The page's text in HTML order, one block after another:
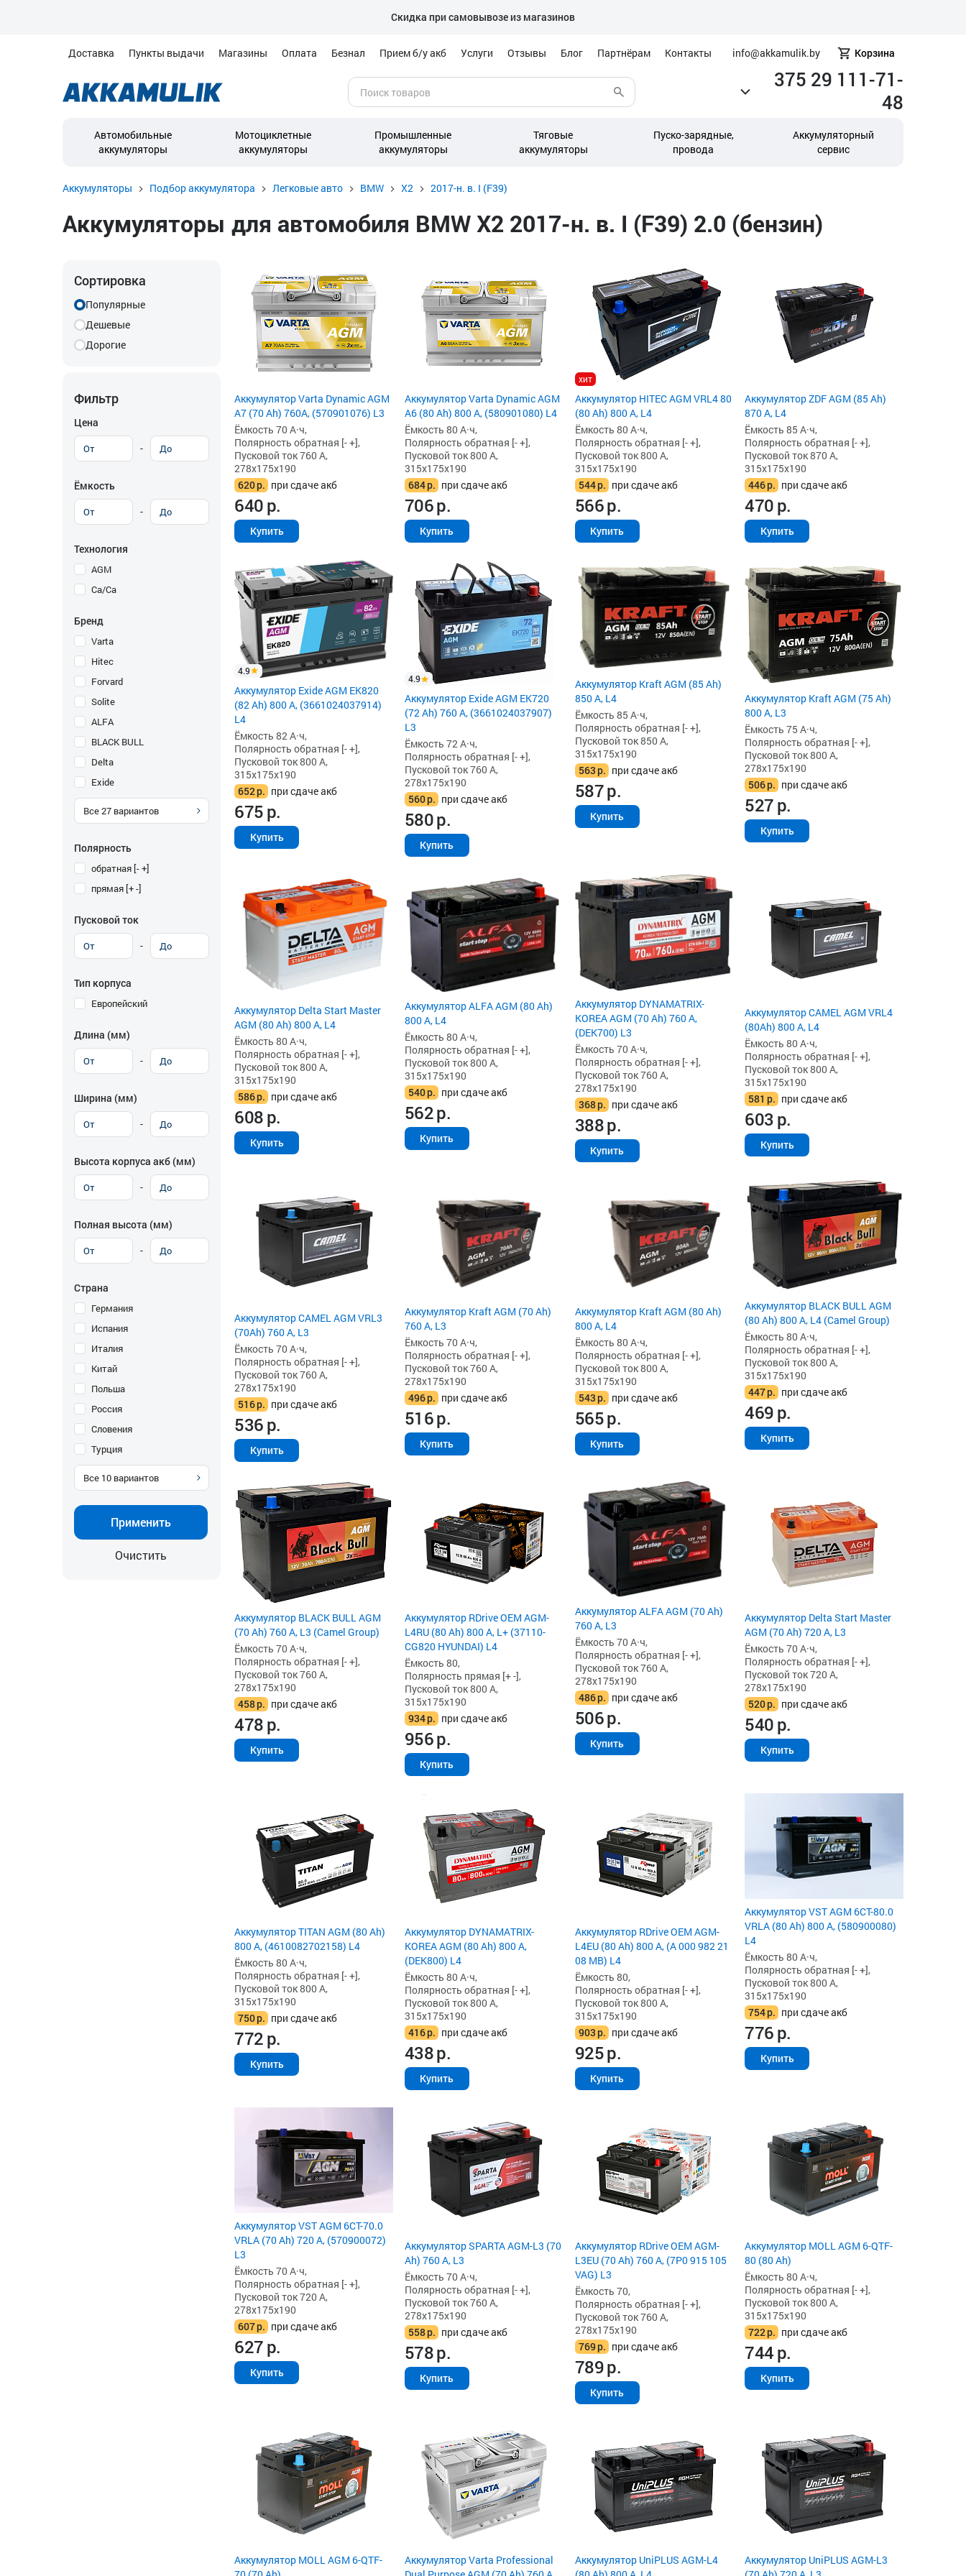
Скидка при самовывозе из магазинов
Доставка Пункты выдачи Магазины Оплата Безнал Прием б/у акб Услуги Отзывы Блог Партнёрам Контакты info@akkamulik.by Корзина
375 29 111-71-
48
Автомобильные
аккумуляторы
Мотоциклетные
аккумуляторы
Промышленные
аккумуляторы
Тяговые
аккумуляторы
Пуско-зарядные,
провода
Аккумуляторный
сервис
Аккумуляторы Подбор аккумулятора Легковые авто BMW X2 2017-н. в. I (F39)
Аккумуляторы для автомобиля BMW X2 2017-н. в. I (F39) 2.0 (бензин)
Сортировка
Популярные
Дешевые
Дорогие
Фильтр
Цена
-
Ёмкость
-
Технология
AGM
Ca/Ca
Бренд
Varta
Hitec
Forvard
Solite
ALFA
BLACK BULL
Delta
Exide
Все27 вариантов
Полярность
обратная [- +]
прямая [+ -]
Пусковой ток
-
Тип корпуса
Европейский
Длина (мм)
-
Ширина (мм)
-
Высота корпуса акб (мм)
-
Полная высота (мм)
-
Страна
Германия
Испания
Италия
Китай
Польша
Россия
Словения
Турция
Все 10 вариантов
Применить
Очистить
Аккумулятор Varta Dynamic AGM
A7 (70 Ah) 760A, (570901076) L3
Ёмкость 70 А·ч,
Полярность обратная [- +],
Пусковой ток 760 А,
278x175x190
620р. при сдаче акб
640р.
Купить
Аккумулятор Varta Dynamic AGM
A6 (80 Ah) 800 А, (580901080) L4
Ёмкость 80 А·ч,
Полярность обратная [- +],
Пусковой ток 800 А,
315x175x190
684р. при сдаче акб
706р.
Купить
хит
Аккумулятор HITEC AGM VRL4 80
(80 Ah) 800 А, L4
Ёмкость 80 А·ч,
Полярность обратная [- +],
Пусковой ток 800 А,
315x175x190
544р. при сдаче акб
566р.
Купить
Аккумулятор ZDF AGM (85 Ah)
870 А, L4
Ёмкость 85 А·ч,
Полярность обратная [- +],
Пусковой ток 870 А,
315x175x190
446р. при сдаче акб
470р.
Купить
4.9
Аккумулятор Exide AGM EK820
(82 Ah) 800 А, (3661024037914)
L4
Ёмкость 82 А·ч,
Полярность обратная [- +],
Пусковой ток 800 А,
315x175x190
652р. при сдаче акб
675р.
Купить
4.9
Аккумулятор Exide AGM EK720
(72 Ah) 760 А, (3661024037907)
L3
Ёмкость 72 А·ч,
Полярность обратная [- +],
Пусковой ток 760 А,
278x175x190
560р. при сдаче акб
580р.
Купить
Аккумулятор Kraft AGM (85 Ah)
850 А, L4
Ёмкость 85 А·ч,
Полярность обратная [- +],
Пусковой ток 850 А,
315x175x190
563р. при сдаче акб
587р.
Купить
Аккумулятор Kraft AGM (75 Ah)
800 А, L3
Ёмкость 75 А·ч,
Полярность обратная [- +],
Пусковой ток 800 А,
278x175x190
506р. при сдаче акб
527р.
Купить
Аккумулятор Delta Start Master
AGM (80 Ah) 800 А, L4
Ёмкость 80 А·ч,
Полярность обратная [- +],
Пусковой ток 800 А,
315x175x190
586р. при сдаче акб
608р.
Купить
Аккумулятор ALFA AGM (80 Ah)
800 А, L4
Ёмкость 80 А·ч,
Полярность обратная [- +],
Пусковой ток 800 А,
315x175x190
540р. при сдаче акб
562р.
Купить
Аккумулятор DYNAMATRIX-
KOREA AGM (70 Ah) 760 А,
(DEK700) L3
Ёмкость 70 А·ч,
Полярность обратная [- +],
Пусковой ток 760 А,
278x175x190
368р. при сдаче акб
388р.
Купить
Аккумулятор CAMEL AGM VRL4
(80Ah) 800 А, L4
Ёмкость 80 А·ч,
Полярность обратная [- +],
Пусковой ток 800 А,
315x175x190
581 р. при сдаче акб
603р.
Купить
Аккумулятор CAMEL AGM VRL3
(70Ah) 760 А, L3
Ёмкость 70 А·ч,
Полярность обратная [- +],
Пусковой ток 760 А,
278x175x190
516р. при сдаче акб
536р.
Купить
Аккумулятор Kraft AGM (70 Ah)
760 А, L3
Ёмкость 70 А·ч,
Полярность обратная [- +],
Пусковой ток 760 А,
278x175x190
496р. при сдаче акб
516р.
Купить
Аккумулятор Kraft AGM (80 Ah)
800 А, L4
Ёмкость 80 А·ч,
Полярность обратная [- +],
Пусковой ток 800 А,
315x175x190
543р. при сдаче акб
565р.
Купить
Аккумулятор BLACK BULL AGM
(80 Ah) 800 А, L4 (Camel Group)
Ёмкость 80 А·ч,
Полярность обратная [- +],
Пусковой ток 800 А,
315x175x190
447р. при сдаче акб
469р.
Купить
Аккумулятор BLACK BULL AGM
(70 Ah) 760 А, L3 (Camel Group)
Ёмкость 70 А·ч,
Полярность обратная [- +],
Пусковой ток 760 А,
278x175x190
458р. при сдаче акб
478р.
Купить
Аккумулятор RDrive OEM AGM-
L4RU (80 Ah) 800 А, L+ (37110-
CG820 HYUNDAI) L4
Ёмкость 80,
Полярность прямая [+ -],
Пусковой ток 800 А,
315x175x190
934р. при сдаче акб
956р.
Купить
Аккумулятор ALFA AGM (70 Ah)
760 А, L3
Ёмкость 70 А·ч,
Полярность обратная [- +],
Пусковой ток 760 А,
278x175x190
486р. при сдаче акб
506р.
Купить
Аккумулятор Delta Start Master
AGM (70 Ah) 720 А, L3
Ёмкость 70 А·ч,
Полярность обратная [- +],
Пусковой ток 720 А,
278x175x190
520р. при сдаче акб
540р.
Купить
Аккумулятор TITAN AGM (80 Ah)
800 А, (4610082702158) L4
Ёмкость 80 А·ч,
Полярность обратная [- +],
Пусковой ток 800 А,
315x175x190
750р. при сдаче акб
772р.
Купить
Аккумулятор DYNAMATRIX-
KOREA AGM (80 Ah) 800 А,
(DEK800) L4
Ёмкость 80 А·ч,
Полярность обратная [- +],
Пусковой ток 800 А,
315x175x190
416р. при сдаче акб
438р.
Купить
Аккумулятор RDrive OEM AGM-
L4EU (80 Ah) 800 А, (A 000 982 21
08 MB) L4
Ёмкость 80,
Полярность обратная [- +],
Пусковой ток 800 А,
315x175x190
903р. при сдаче акб
925р.
Купить
Аккумулятор VST AGM 6СТ-80.0
VRLA (80 Ah) 800 А, (580900080)
L4
Ёмкость 80 А·ч,
Полярность обратная [- +],
Пусковой ток 800 А,
315x175x190
754р. при сдаче акб
776р.
Купить
Аккумулятор VST AGM 6СТ-70.0
VRLA (70 Ah) 720 А, (570900072)
L3
Ёмкость 70 А·ч,
Полярность обратная [- +],
Пусковой ток 720 А,
278x175x190
607р. при сдаче акб
627р.
Купить
Аккумулятор SPARTA AGM-L3 (70
Ah) 760 А, L3
Ёмкость 70 А·ч,
Полярность обратная [- +],
Пусковой ток 760 А,
278x175x190
558р. при сдаче акб
578р.
Купить
Аккумулятор RDrive OEM AGM-
L3EU (70 Ah) 760 А, (7P0 915 105
VAG) L3
Ёмкость 70,
Полярность обратная [- +],
Пусковой ток 760 А,
278x175x190
769р. при сдаче акб
789р.
Купить
Аккумулятор MOLL AGM 6-QTF-
80 (80 Ah)
Ёмкость 80 А·ч,
Полярность обратная [- +],
Пусковой ток 800 А,
315x175x190
722р. при сдаче акб
744р.
Купить
Аккумулятор MOLL AGM 6-QTF-
Аккумулятор Varta Professional
Аккумулятор UniPLUS AGM-L4
Аккумулятор UniPLUS AGM-L3